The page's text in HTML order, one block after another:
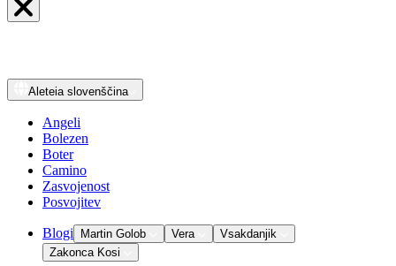
Aleteia slovenščina
Angeli
Bolezen
Boter
Camino
Zasvojenost
Posvojitev
Blogi Martin Golob Vera
Vsakdanjik
Zakonca Kosi